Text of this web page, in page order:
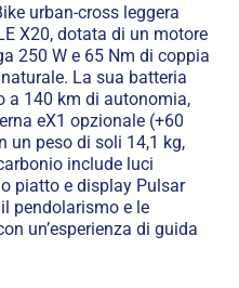
urban-cross leggera
X20, dotata di un motore
250 W e 65 Nm di coppia
La sua batteria
a 140 km di autonomia,
eX1 opzionale (+60
un peso di soli 14,1 kg,
include luci
piatto e display Pulsar
pendolarismo e le
un’esperienza di guida